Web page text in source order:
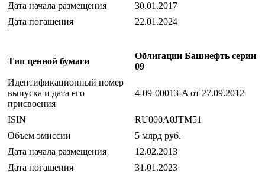
Дата начала размещения
30.01.2017
Дата погашения
22.01.2024
Тип ценной бумаги
Облигации Башнефть серии
09
Идентификационный номер
выпуска и дата его
присвоения
4-09-00013-A от 27.09.2012
ISIN
RU000A0JTM51
Объем эмиссии
5 млрд руб.
Дата начала размещения
12.02.2013
Дата погашения
31.01.2023